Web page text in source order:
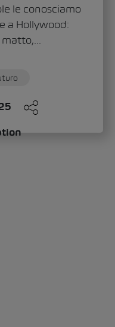
le conosciamo
a Hollywood: